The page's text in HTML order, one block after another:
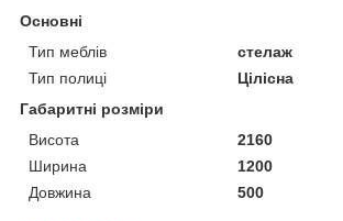
Основні
Тип меблів
стелаж
Тип полиці
Цілісна
Габаритні розміри
Висота
2160
Ширина
1200
Довжина
500